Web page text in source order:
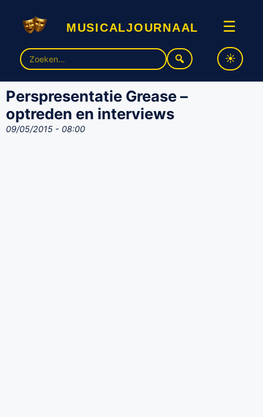
musicaljournaal ☰
Zoek
naar:
Perspresentatie Grease –
optreden en interviews
09/05/2015 - 08:00